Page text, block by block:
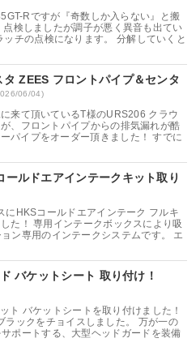
Rですが『奇数しか入らない』と搬
検しましたが調子が悪く異音も出てい
チの点検になります。 分解していくと
ZEES フロントパイプ＆センタ
06/04)
来て頂いているT様のURS206 クラウ
、フロントパイプからの排気漏れが酷
パイプをオーダー頂きました！ すでに
ールドエアインテークキット取り
にHKSコールドエアインテーク フルキ
た！ 専用インテークボックスにより吸
ン専用のインテークシステムです。 エ
バケットシート 取り付け！
ト バケットシートを取り付けました！
ラックをチョイスしました。 万が一の
ポートする、大型ヘッドガードを装備